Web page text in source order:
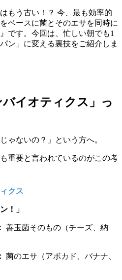
もう古い！？ 今、最も効率的
ベースに菌とそのエサを同時に
です。今回は、忙しい朝でも1
ン」に変える裏技をご紹介しま
イオティクス」っ
ゃないの？」という方へ。
重要と言われているのがこの考
クス
！」
善玉菌そのもの（チーズ、納
菌のエサ（アボカド、バナナ、